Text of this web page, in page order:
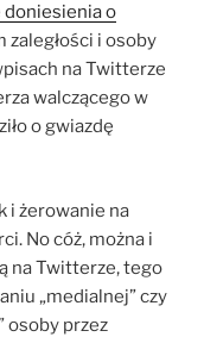
o
zaległości i osoby
na Twitterze
walczącego w
o gwiazdę
i żerowanie na
No cóż, można i
na Twitterze, tego
„medialnej” czy
osoby przez